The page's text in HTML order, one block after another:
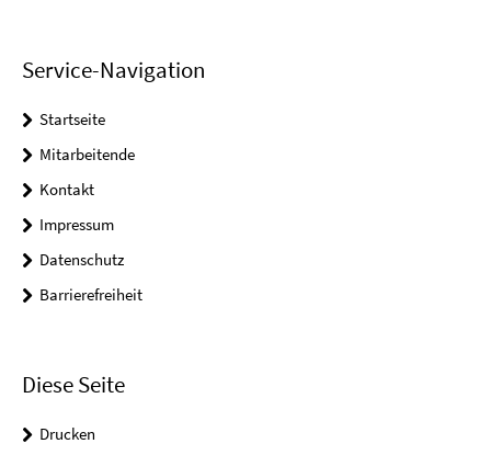
Service-Navigation
Startseite
Mitarbeitende
Kontakt
Impressum
Datenschutz
Barrierefreiheit
Diese Seite
Drucken